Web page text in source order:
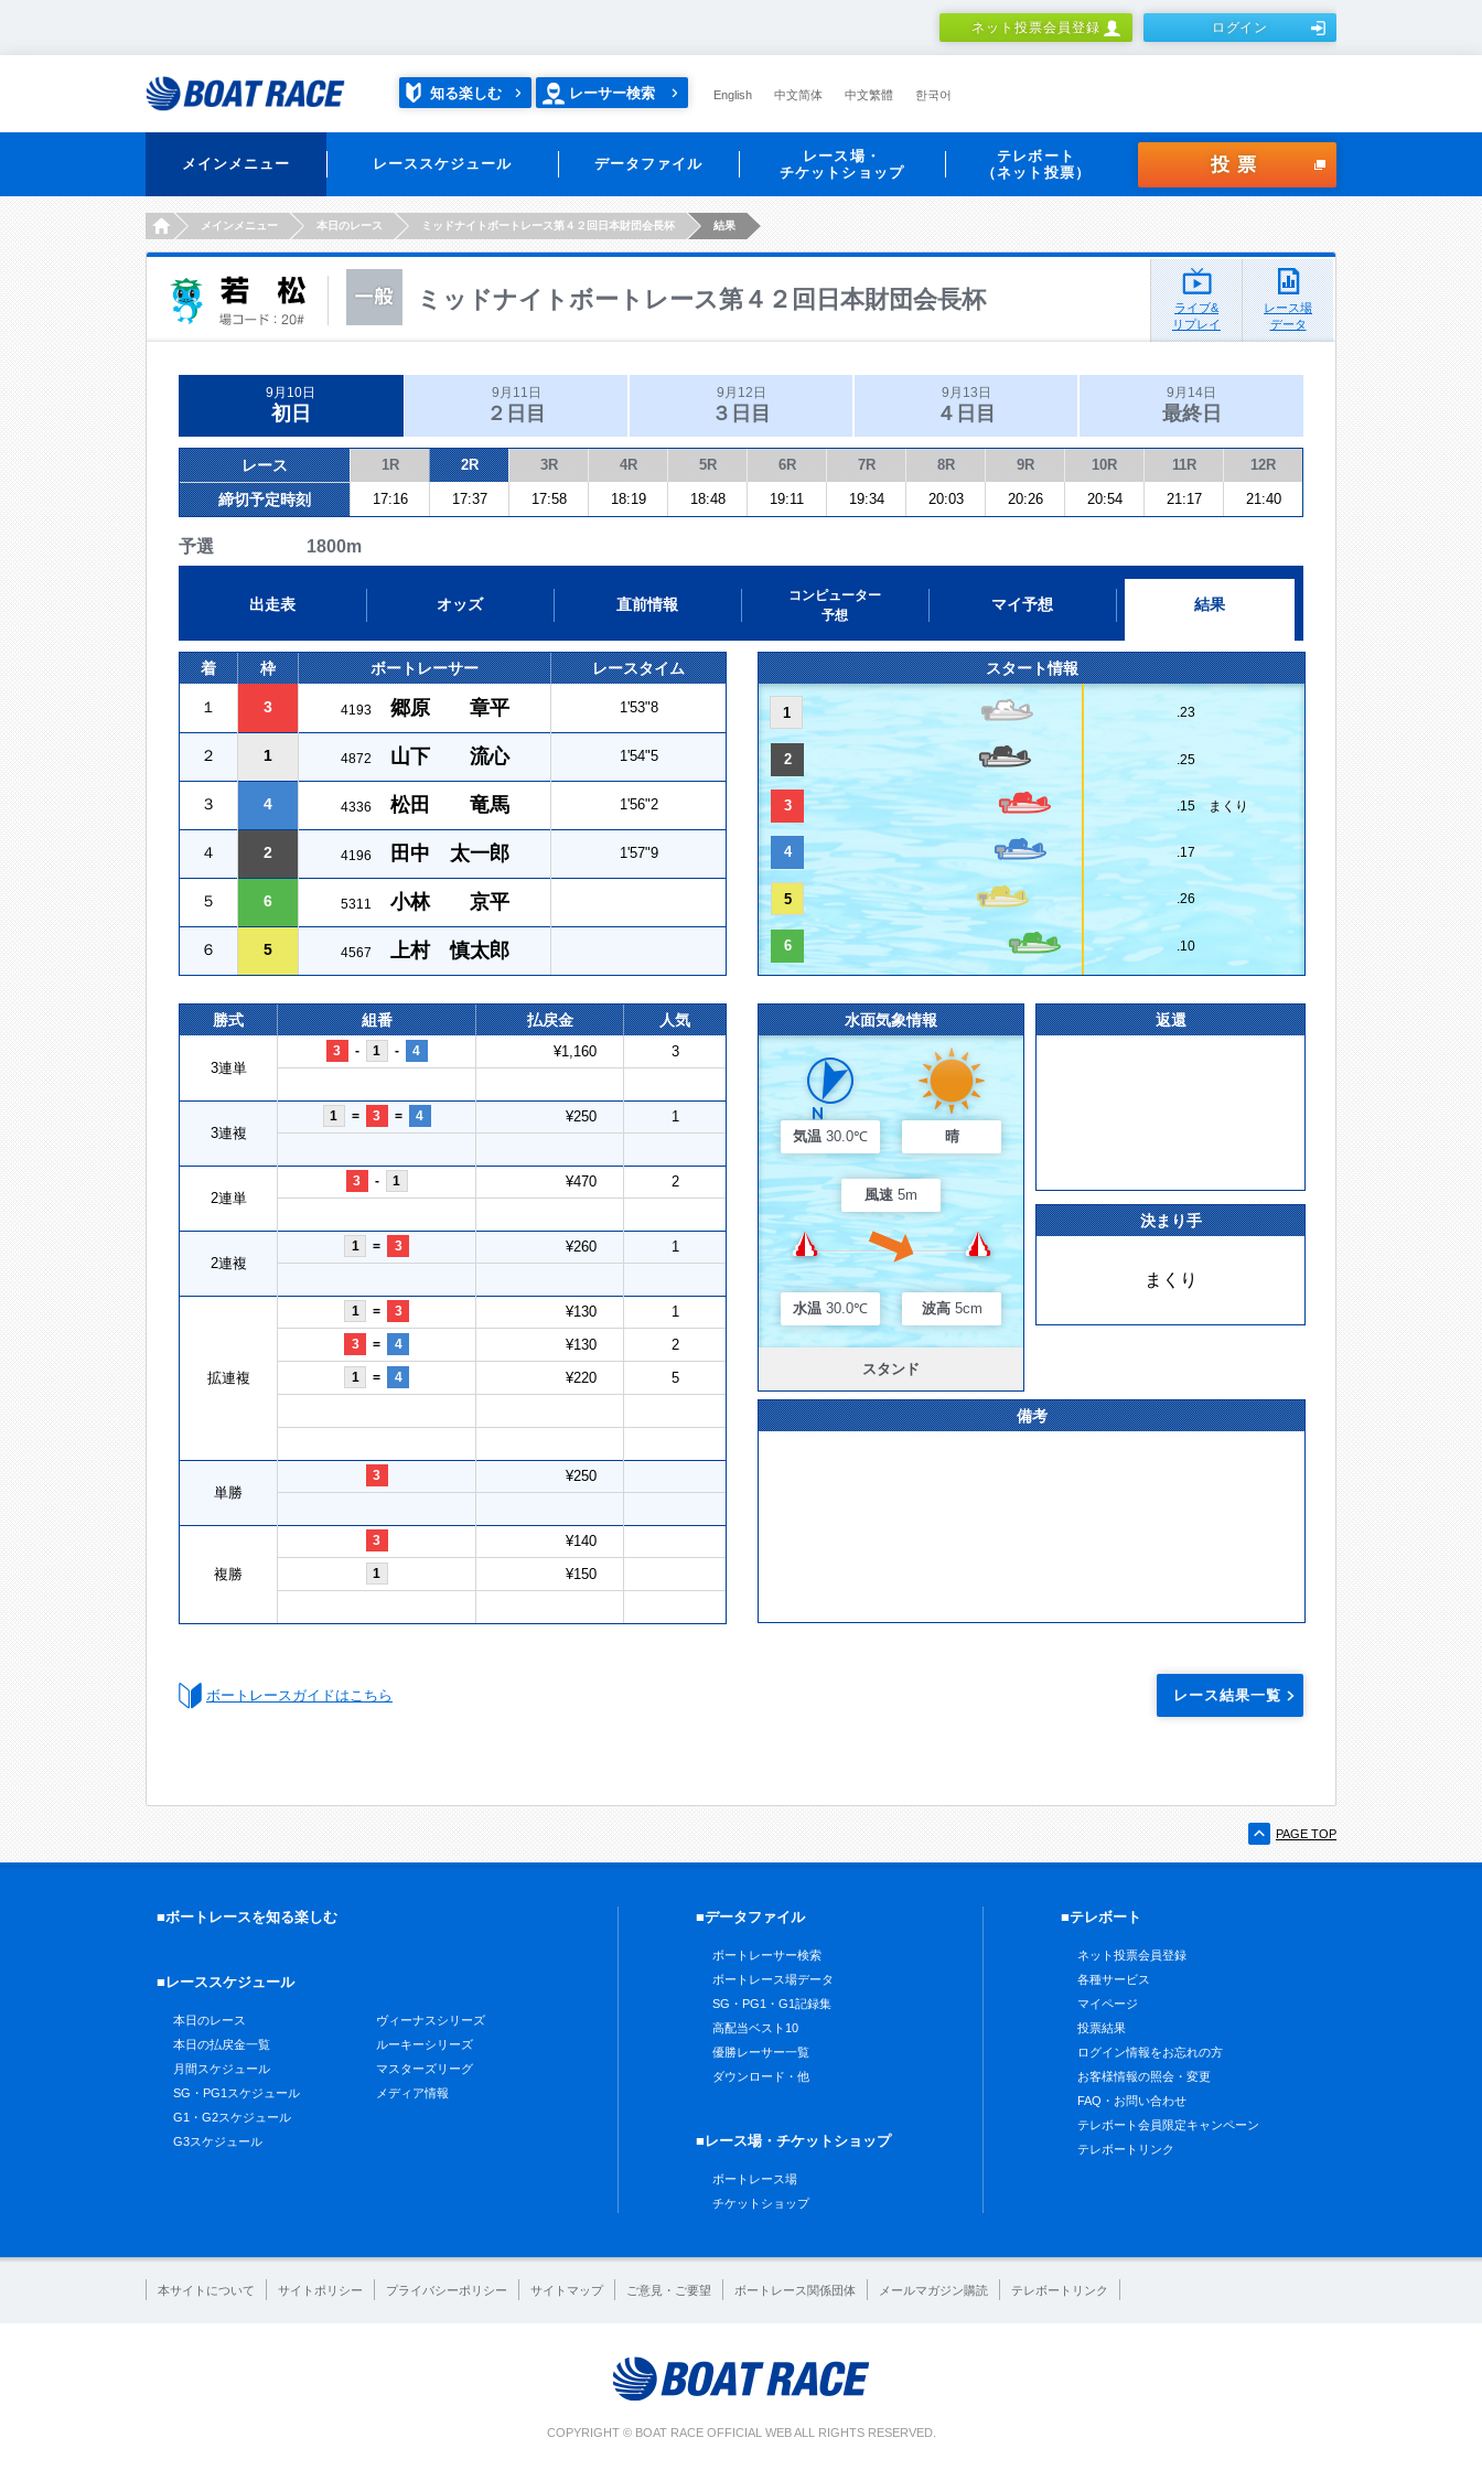
ネット投票会員登録 ログイン
知る楽しむ レーサー検索 English 中文简体 中文繁體 한국어
メインメニュー レーススケジュール データファイル
レース場・
チケットショップ
テレボート
（ネット投票）
投票
HOMEメインメニュー 本日のレース ミッドナイトボートレース第４２回日本財団会長杯 結果
ミッドナイトボートレース第４２回日本財団会長杯
ライブ&
リプレイ
レース場
データ
9月10日
初日
9月11日
２日目
9月12日
３日目
9月13日
４日目
9月14日
最終日
レース 1R 2R 3R 4R 5R 6R 7R 8R 9R 10R 11R 12R
締切予定時刻 17:16 17:37 17:58 18:19 18:48 19:11 19:34 20:03 20:26 20:54 21:17 21:40
予選 1800m
出走表 オッズ 直前情報
コンピューター
予想
マイ予想 結果
着 枠 ボートレーサー レースタイム
１ 3 4193 郷原 章平 1'53"8
２ 1 4872 山下 流心 1'54"5
３ 4 4336 松田 竜馬 1'56"2
４ 2 4196 田中 太一郎 1'57"9
５ 6 5311 小林 京平
６ 5 4567 上村 慎太郎
スタート情報
1 .23
2 .25
3 .15 まくり
4 .17
5 .26
6 .10
勝式 組番 払戻金 人気
3連単
3 - 1 - 4 ¥1,160 3
3連複
1 = 3 = 4 ¥250 1
2連単
3 - 1 ¥470 2
2連複
1 = 3 ¥260 1
拡連複
1 = 3 ¥130 1
3 = 4 ¥130 2
1 = 4 ¥220 5
単勝
3 ¥250
複勝
3 ¥140
1 ¥150
水面気象情報
気温 30.0℃ 晴
風速 5m
水温 30.0℃ 波高 5cm
スタンド
返還
決まり手
まくり
備考
ボートレースガイドはこちら レース結果一覧
PAGE TOP
■ボートレースを知る楽しむ
■レーススケジュール
本日のレース
本日の払戻金一覧
月間スケジュール
SG・PG1スケジュール
G1・G2スケジュール
G3スケジュール
ヴィーナスシリーズ
ルーキーシリーズ
マスターズリーグ
メディア情報
■データファイル
ボートレーサー検索
ボートレース場データ
SG・PG1・G1記録集
高配当ベスト10
優勝レーサー一覧
ダウンロード・他
■レース場・チケットショップ
ボートレース場
チケットショップ
■テレボート
ネット投票会員登録
各種サービス
マイページ
投票結果
ログイン情報をお忘れの方
お客様情報の照会・変更
FAQ・お問い合わせ
テレボート会員限定キャンペーン
テレボートリンク
本サイトについて サイトポリシー プライバシーポリシー サイトマップ ご意見・ご要望 ボートレース関係団体 メールマガジン購読 テレボートリンク
COPYRIGHT © BOAT RACE OFFICIAL WEB ALL RIGHTS RESERVED.